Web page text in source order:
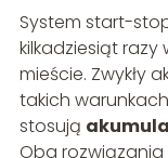
System start-
kilkadziesiąt
mieście. Zwykły
takich
stosują
Oba